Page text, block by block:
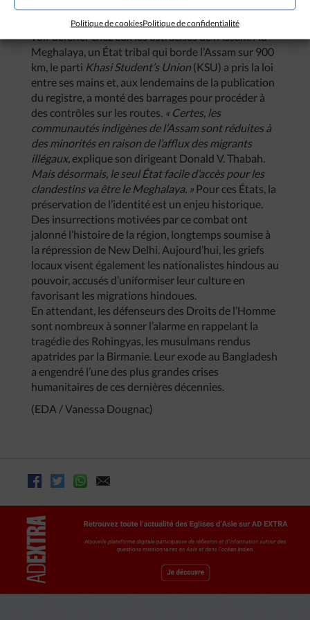
Politique de cookiesPolitique de confidentialité
Déjà, plusieurs partis des autres États du nord-est
exigent des mesures protectionnistes, craignant de
voir déferler chez eux les ostracisés de l’Assam. Au
Meghalaya, un État tribal qui borde l’Assam sur 900
km, le parti Khasi Student’s Union (KSU) a pris la loi
entre ses mains et, aux lendemains de la publication
du registre, a monté des barrages pour procéder à
des contrôles sur les routes. « Certes, les
communautés indigènes de l’Assam sont réduites à
des minorités en raison de l’afflux des migrants
illégaux, explique son dirigeant Donald V. Thabah.
Mais désormais, le seul État facile d’accès pour les
clandestins va être le Meghalaya. » Pour ces États, la
préservation de l’identité est un enjeu historique.
Des insurrections motivées par ce combat ont
jalonné l’histoire de la région, longtemps soumise à
la répression de New Delhi. Aujourd’hui, les griefs
locaux visent également les nationalistes hindous au
pouvoir, accusés d’uniformiser leur culture en
favorisant les migrations hindoues.
En attendant, les défenseurs des Droits de l’Homme
sont nombreux à sonner l’alarme en rappelant la
tragédie des Rohingyas, les musulmans rendus
apatrides par la Birmanie. Leur exode au Bangladesh
a engendré l’une des plus grandes crises
humanitaires de ces dernières décennies.
(EDA / Vanessa Dougnac)